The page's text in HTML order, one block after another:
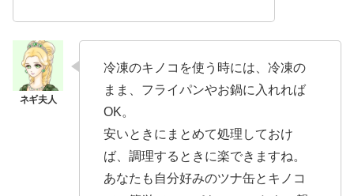
冷凍のキノコを使う時には、冷凍の
まま、フライパンやお鍋に入れれば
OK。
安いときにまとめて処理しておけ
ば、調理するときに楽できますね。
あなたも自分好みのツナ缶とキノコ